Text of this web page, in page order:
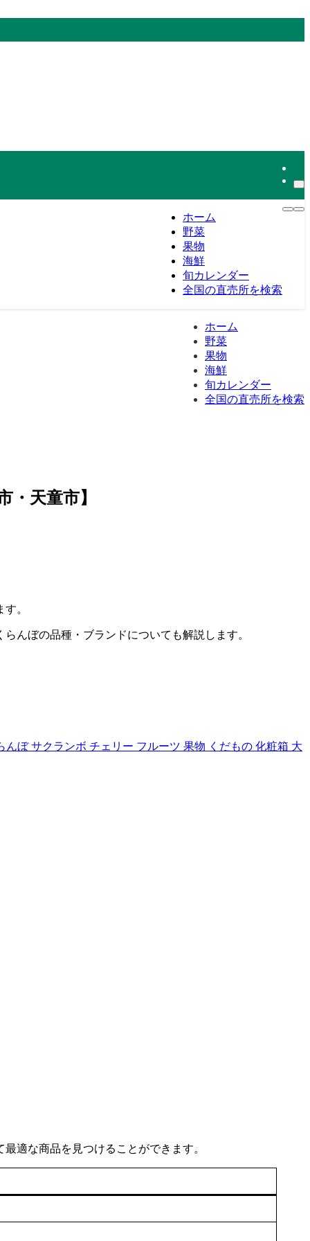
ホーム
野菜
果物
海鮮
旬カレンダー
全国の直売所を検索
ホーム
野菜
果物
海鮮
旬カレンダー
全国の直売所を検索
天童市】
。
んぼの品種・ブランドについても解説します。
ぼ サクランボ チェリー フルーツ 果物 くだもの 化粧箱 大
適な商品を見つけることができます。